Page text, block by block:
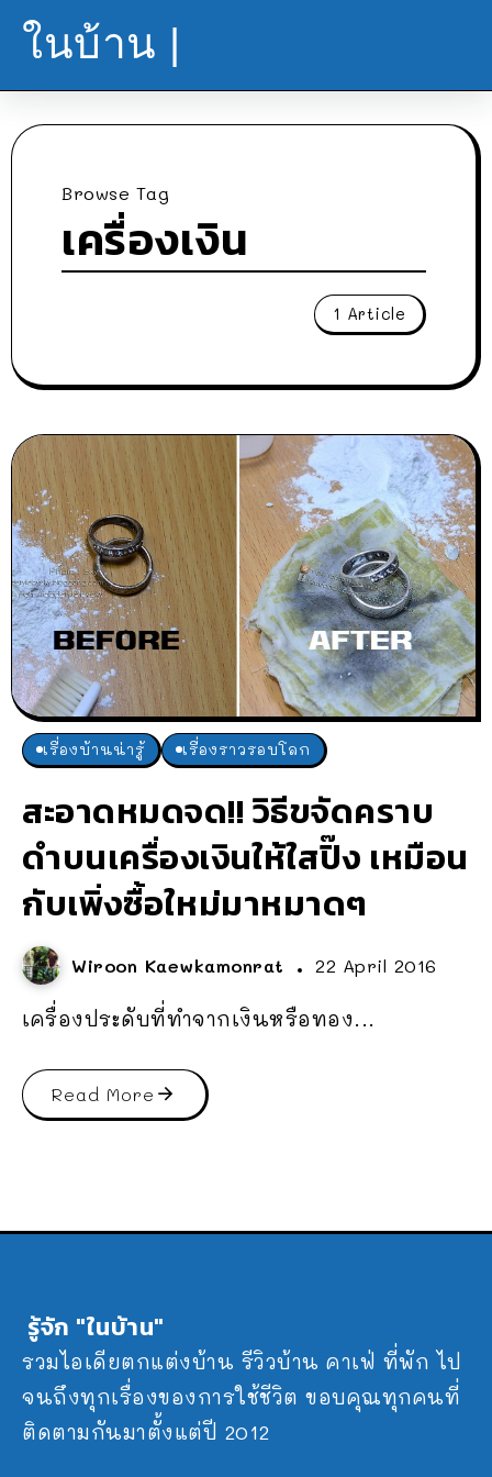
ในบ้าน |
Browse Tag
เครื่องเงิน
1 Article
เรื่องบ้านน่ารู้ เรื่องราวรอบโลก
สะอาดหมดจด!! วิธีขจัดคราบ
ดำบนเครื่องเงินให้ใสปิ๊ง เหมือน
กับเพิ่งซื้อใหม่มาหมาดๆ
Wiroon Kaewkamonrat 22 April 2016
เครื่องประดับที่ทำจากเงินหรือทอง...
Read More
รู้จัก "ในบ้าน"
รวมไอเดียตกแต่งบ้าน รีวิวบ้าน คาเฟ่ ที่พัก ไป
จนถึงทุกเรื่องของการใช้ชีวิต ขอบคุณทุกคนที่
ติดตามกันมาตั้งแต่ปี 2012